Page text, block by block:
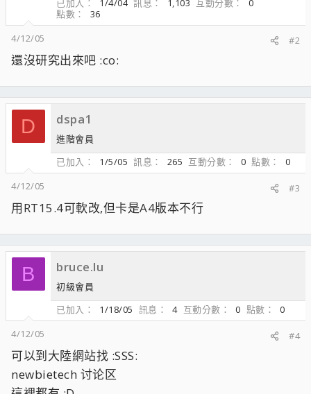
已加入
1/4/04 訊息 1,103 互動分數
0
點數
36
4/12/05
#2
還沒研究出來吧 :co:
D dspa1
進階會員
已加入
1/5/05 訊息 265 互動分數 0 點數
0
4/12/05
#3
用RT15.4可軟改,但卡是A4版本不行
B bruce.lu
初級會員
已加入
1/18/05 訊息 4 互動分數 0 點數
0
4/12/05
#4
可以到大陸網站找 :SSS:
newbietech 讨论区